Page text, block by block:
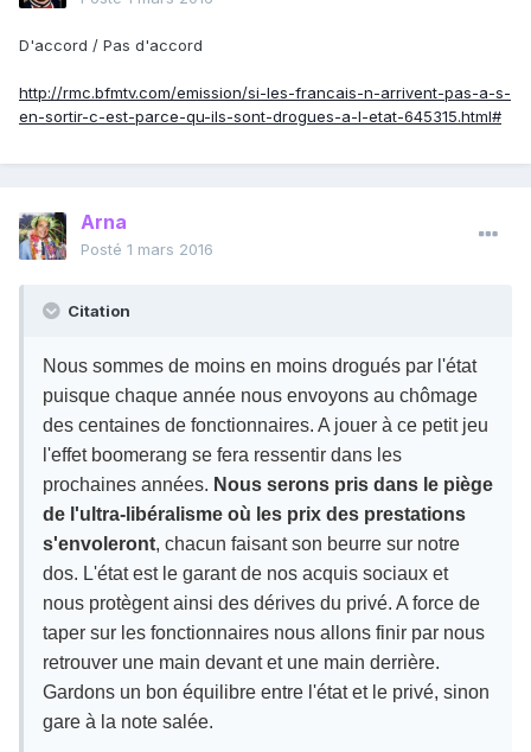
D'accord / Pas d'accord
http://rmc.bfmtv.com/emission/si-les-francais-n-arrivent-pas-a-s-
en-sortir-c-est-parce-qu-ils-sont-drogues-a-l-etat-645315.html#
Arna
Posté 1 mars 2016
Citation
Nous sommes de moins en moins drogués par l'état
puisque chaque année nous envoyons au chômage
des centaines de fonctionnaires. A jouer à ce petit jeu
l'effet boomerang se fera ressentir dans les
prochaines années. Nous serons pris dans le piège
de l'ultra-libéralisme où les prix des prestations
s'envoleront, chacun faisant son beurre sur notre
dos. L'état est le garant de nos acquis sociaux et
nous protègent ainsi des dérives du privé. A force de
taper sur les fonctionnaires nous allons finir par nous
retrouver une main devant et une main derrière.
Gardons un bon équilibre entre l'état et le privé, sinon
gare à la note salée.